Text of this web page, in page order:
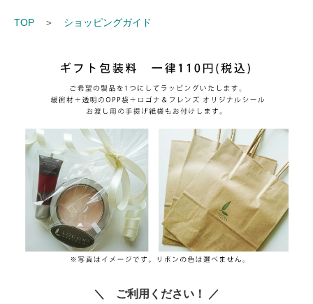
TOP ＞ ショッピングガイド
＼ ご利用ください！ ／